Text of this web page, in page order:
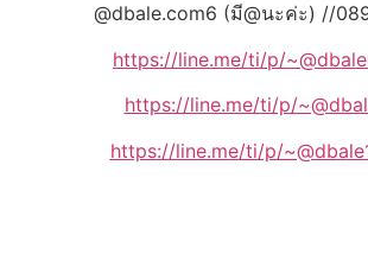
@dbale.com6 (มี@นะค่ะ) //
https://line.me/ti/p/
https://line.me/ti/p/
https://line.me/ti/p/